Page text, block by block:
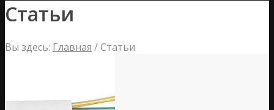
Статьи
Вы здесь: Главная /Статьи